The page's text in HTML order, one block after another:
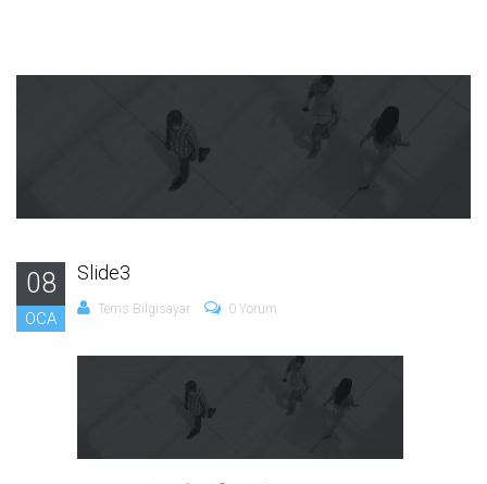
08
OCA
Slide3
Tems Bilgisayar 0 Yorum